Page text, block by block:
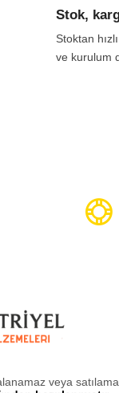
sipariş
Stok,
Stoktan
ve kurulum
veya